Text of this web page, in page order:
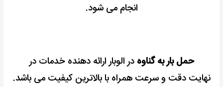
انجام می شود.
حمل بار به گناوه در الوبار ارائه دهنده خدمات در
نهایت دقت و سرعت همراه با بالاترین کیفیت می باشد.